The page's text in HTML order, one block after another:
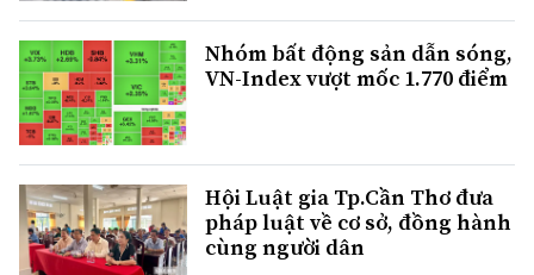
Nhóm bất động sản dẫn sóng,
VN-Index vượt mốc 1.770 điểm
Hội Luật gia Tp.Cần Thơ đưa
pháp luật về cơ sở, đồng hành
cùng người dân